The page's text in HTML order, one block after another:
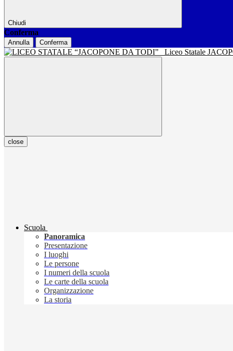
Chiudi
Conferma
Annulla Conferma
Liceo Statale
close
Scuola
Panoramica
Presentazione
I luoghi
Le persone
I numeri della scuola
Le carte della scuola
Organizzazione
La storia